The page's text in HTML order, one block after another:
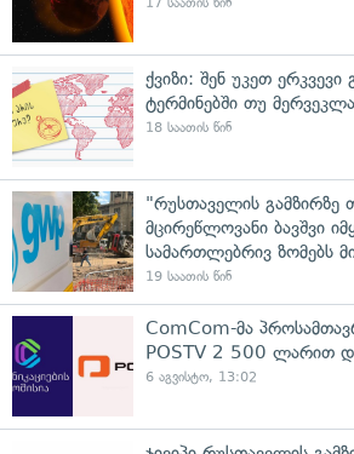
ქვიზი: შენ უკეთ
ტერმინებში თუ
18 საათის წინ
"რუსთაველის
მცირეწლოვანი ბავშვი
სამართლებრივ ზომებს
19 საათის წინ
ComCom-მა
POSTV 2 500 ლარით
6 აგვისტო, 13:02